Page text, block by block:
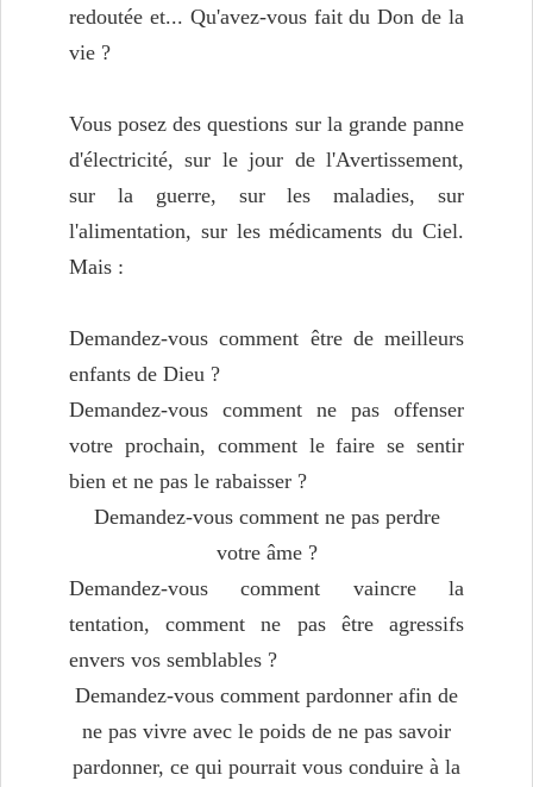
redoutée et... Qu'avez-vous fait du Don de la
vie ?
Vous posez des questions sur la grande panne
d'électricité, sur le jour de l'Avertissement,
sur la guerre, sur les maladies, sur
l'alimentation, sur les médicaments du Ciel.
Mais :
Demandez-vous comment être de meilleurs
enfants de Dieu ?
Demandez-vous comment ne pas offenser
votre prochain, comment le faire se sentir
bien et ne pas le rabaisser ?
Demandez-vous comment ne pas perdre
votre âme ?
Demandez-vous comment vaincre la
tentation, comment ne pas être agressifs
envers vos semblables ?
Demandez-vous comment pardonner afin de
ne pas vivre avec le poids de ne pas savoir
pardonner, ce qui pourrait vous conduire à la